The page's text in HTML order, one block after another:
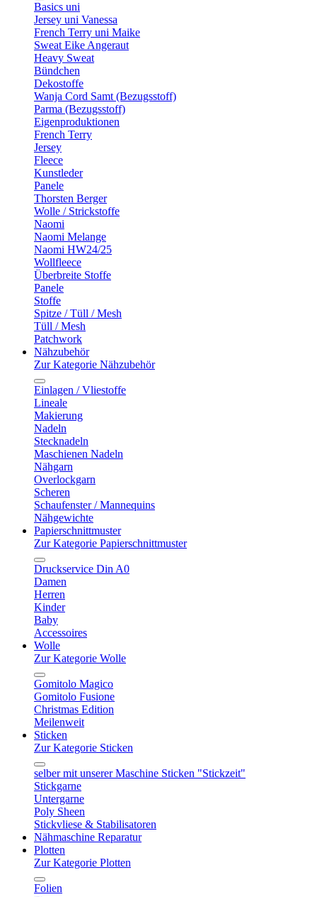
Basics uni
Jersey uni Vanessa
French Terry uni Maike
Sweat Eike Angeraut
Heavy Sweat
Bündchen
Dekostoffe
Wanja Cord Samt (Bezugsstoff)
Parma (Bezugsstoff)
Eigenproduktionen
French Terry
Jersey
Fleece
Kunstleder
Panele
Thorsten Berger
Wolle / Strickstoffe
Naomi
Naomi Melange
Naomi HW24/25
Wollfleece
Überbreite Stoffe
Panele
Stoffe
Spitze / Tüll / Mesh
Tüll / Mesh
Patchwork
Nähzubehör
Zur Kategorie Nähzubehör
Einlagen / Vliestoffe
Lineale
Makierung
Nadeln
Stecknadeln
Maschienen Nadeln
Nähgarn
Overlockgarn
Scheren
Schaufenster / Mannequins
Nähgewichte
Papierschnittmuster
Zur Kategorie Papierschnittmuster
Druckservice Din A0
Damen
Herren
Kinder
Baby
Accessoires
Wolle
Zur Kategorie Wolle
Gomitolo Magico
Gomitolo Fusione
Christmas Edition
Meilenweit
Sticken
Zur Kategorie Sticken
selber mit unserer Maschine Sticken "Stickzeit"
Stickgarne
Untergarne
Poly Sheen
Stickvliese & Stabilisatoren
Nähmaschine Reparatur
Plotten
Zur Kategorie Plotten
Folien